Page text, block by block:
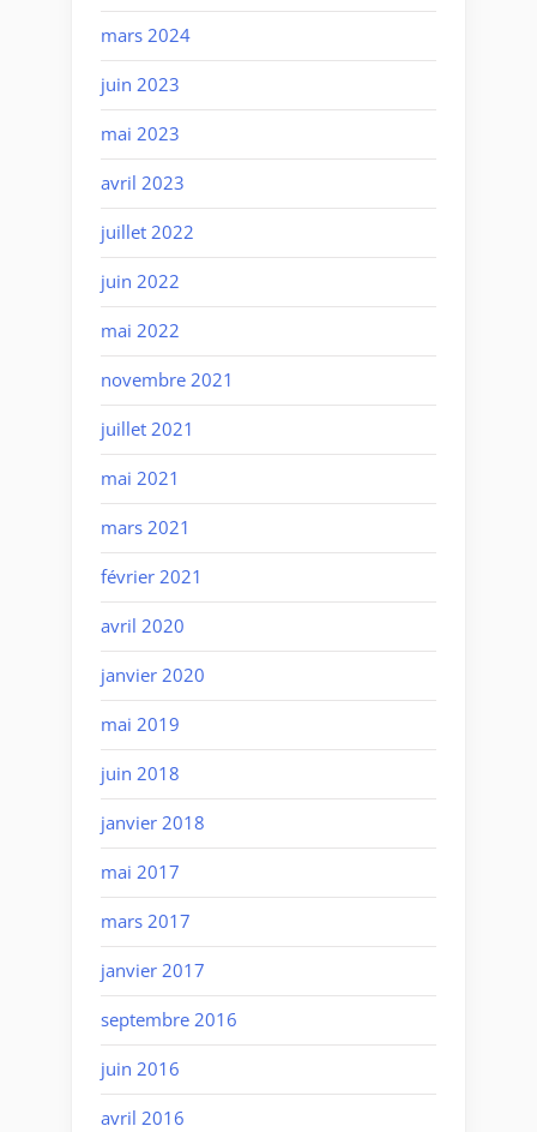
mars 2024
juin 2023
mai 2023
avril 2023
juillet 2022
juin 2022
mai 2022
novembre 2021
juillet 2021
mai 2021
mars 2021
février 2021
avril 2020
janvier 2020
mai 2019
juin 2018
janvier 2018
mai 2017
mars 2017
janvier 2017
septembre 2016
juin 2016
avril 2016